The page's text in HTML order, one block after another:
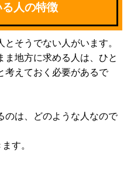
人の特徴
そうでない人がいます。
地方に求める人は、ひと
考えておく必要があるで
のは、どのような人なので
す。